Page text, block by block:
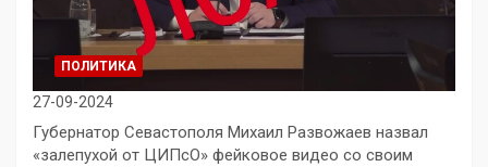
ПОЛИТИКА
27-09-2024
Губернатор Севастополя Михаил Развожаев назвал
«залепухой от ЦИПсО» фейковое видео со своим